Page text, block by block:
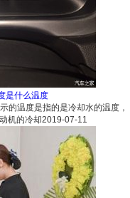
是什么温度
的温度是指的是冷却水的温度，
机的冷却2019-07-11